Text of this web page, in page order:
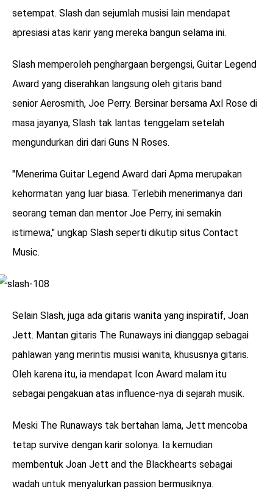
setempat. Slash dan sejumlah musisi lain mendapat
apresiasi atas karir yang mereka bangun selama ini.
Slash memperoleh penghargaan bergengsi, Guitar Legend
Award yang diserahkan langsung oleh gitaris band
senior Aerosmith, Joe Perry. Bersinar bersama Axl Rose di
masa jayanya, Slash tak lantas tenggelam setelah
mengundurkan diri dari Guns N Roses.
"Menerima Guitar Legend Award dari Apma merupakan
kehormatan yang luar biasa. Terlebih menerimanya dari
seorang teman dan mentor Joe Perry, ini semakin
istimewa," ungkap Slash seperti dikutip situs Contact
Music.
Selain Slash, juga ada gitaris wanita yang inspiratif, Joan
Jett. Mantan gitaris The Runaways ini dianggap sebagai
pahlawan yang merintis musisi wanita, khususnya gitaris.
Oleh karena itu, ia mendapat Icon Award malam itu
sebagai pengakuan atas influence-nya di sejarah musik.
Meski The Runaways tak bertahan lama, Jett mencoba
tetap survive dengan karir solonya. Ia kemudian
membentuk Joan Jett and the Blackhearts sebagai
wadah untuk menyalurkan passion bermusiknya.